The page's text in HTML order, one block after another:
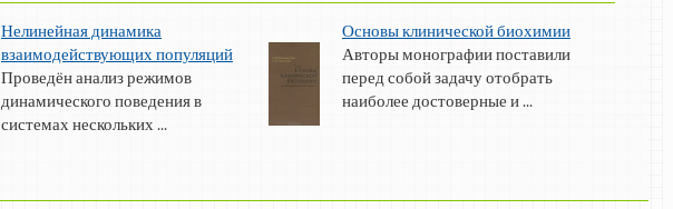
Нелинейная динамика
взаимодействующих популяций
Проведён анализ режимов
динамического поведения в
системах нескольких ...
Основы клинической биохимии
Авторы монографии поставили
перед собой задачу отобрать
наиболее достоверные и ...